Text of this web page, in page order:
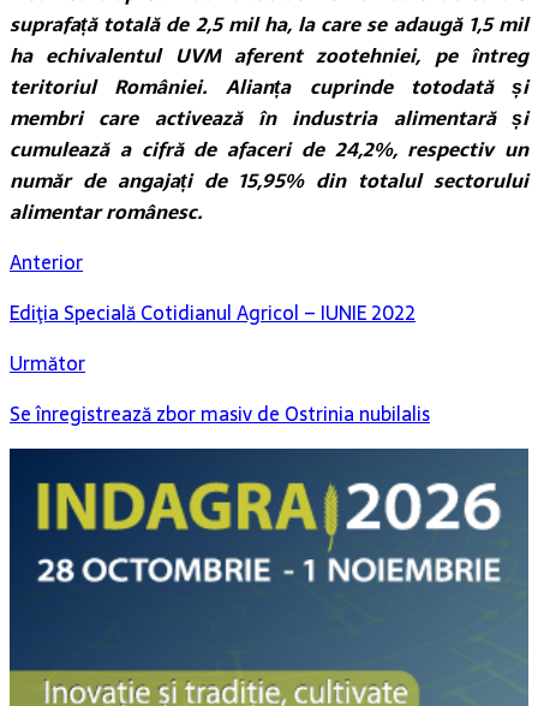
suprafață totală de 2,5 mil ha, la care se adaugă 1,5 mil
ha echivalentul UVM aferent zootehniei, pe întreg
teritoriul României. Alianța cuprinde totodată și
membri care activează în industria alimentară și
cumulează a cifră de afaceri de 24,2%, respectiv un
număr de angajați de 15,95% din totalul sectorului
alimentar românesc.
Anterior
Ediţia Specială Cotidianul Agricol – IUNIE 2022
Următor
Se înregistrează zbor masiv de Ostrinia nubilalis